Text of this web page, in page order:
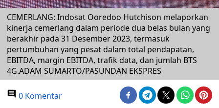
CEMERLANG: Indosat Ooredoo Hutchison melaporkan
kinerja cemerlang dalam periode dua belas bulan yang
berakhir pada 31 Desember 2023, termasuk
pertumbuhan yang pesat dalam total pendapatan,
EBITDA, margin EBITDA, trafik data, dan jumlah BTS
4G.ADAM SUMARTO/PASUNDAN EKSPRES
0 Komentar